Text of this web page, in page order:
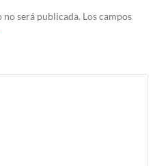
será publicada. Los campos